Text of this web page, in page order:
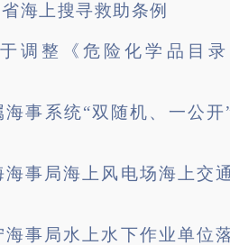
海上搜寻救助条例
调整《危险化学品目录
事系统“双随机、一公开
事局海上风电场海上交
事局水上水下作业单位